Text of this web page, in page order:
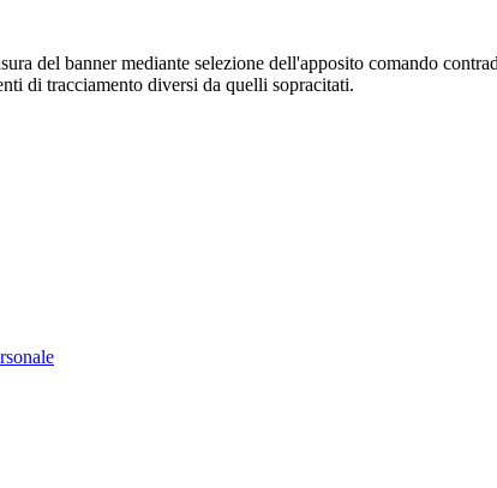
del banner mediante selezione dell'apposito comando
di tracciamento diversi da quelli sopracitati.